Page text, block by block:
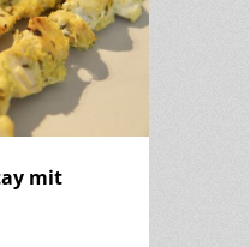
mit